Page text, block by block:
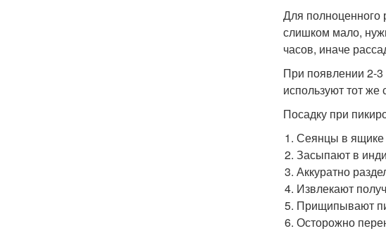
Для полноценного
слишком мало,
часов, иначе
При появлении 2-3
используют тот
Посадку при
Сеянцы в ящике
Засыпают в
Аккуратно
Извлекают
Прищипывают
Осторожно